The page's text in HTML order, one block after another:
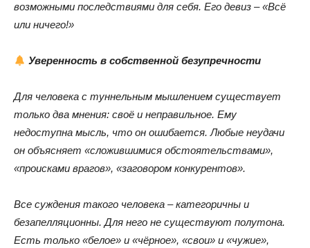
возможными последствиями для себя. Его девиз – «Всё
или ничего!»
Уверенность в собственной безупречности
Для человека с туннельным мышлением существует
только два мнения: своё и неправильное. Ему
недоступна мысль, что он ошибается. Любые неудачи
он объясняет «сложившимися обстоятельствами»,
«происками врагов», «заговором конкурентов».
Все суждения такого человека – категоричны и
безапелляционны. Для него не существуют полутона.
Есть только «белое» и «чёрное», «свои» и «чужие»,